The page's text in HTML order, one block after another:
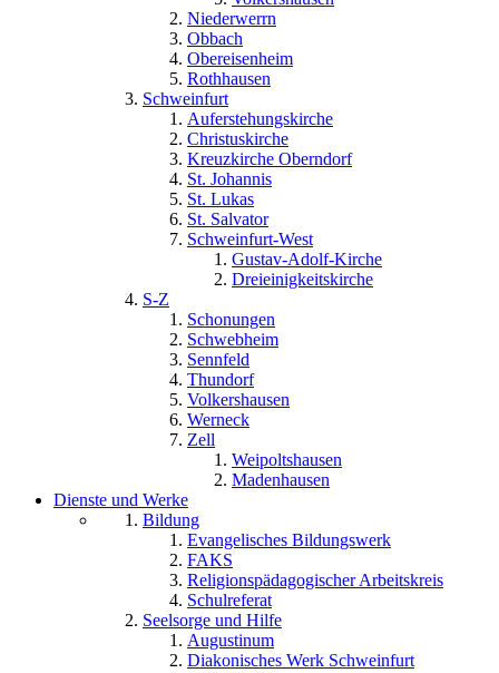
Niederwerrn
Obbach
Obereisenheim
Rothhausen
Schweinfurt
Auferstehungskirche
Christuskirche
Kreuzkirche Oberndorf
St. Johannis
St. Lukas
St. Salvator
Schweinfurt-West
Gustav-Adolf-Kirche
Dreieinigkeitskirche
S-Z
Schonungen
Schwebheim
Sennfeld
Thundorf
Volkershausen
Werneck
Zell
Weipoltshausen
Madenhausen
Dienste und Werke
Bildung
Evangelisches Bildungswerk
FAKS
Religionspädagogischer Arbeitskreis
Schulreferat
Seelsorge und Hilfe
Augustinum
Diakonisches Werk Schweinfurt